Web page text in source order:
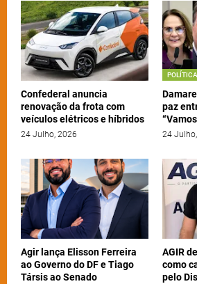
Confederal anuncia
renovação da frota com
veículos elétricos e híbridos
24 Julho, 2026
POLÍTICA
paz
24
Agir lança Elisson Ferreira
ao Governo do DF e Tiago
Társis ao Senado
AGIR
como
pelo